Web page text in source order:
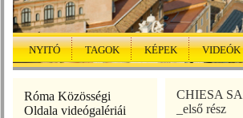
NYITÓ TAGOK KÉPEK VIDEÓK
Róma Közösségi
Oldala videógalériái
CHIESA
_első rész